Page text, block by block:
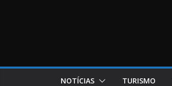
NOTÍCIAS TURISMO